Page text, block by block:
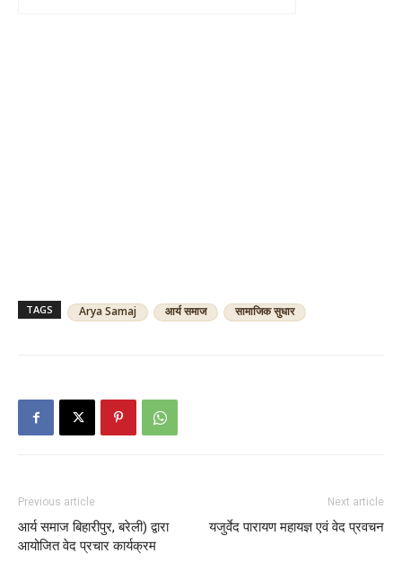
TAGS Arya Samaj आर्य समाज सामाजिक सुधार
Previous article
आर्य समाज बिहारीपुर, बरेली) द्वारा
आयोजित वेद प्रचार कार्यक्रम
Next article
यजुर्वेद पारायण महायज्ञ एवं वेद प्रवचन